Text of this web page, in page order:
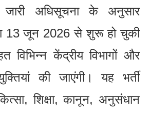
जारी अधिसूचना के अनुसार
13 जून 2026 से शुरू हो चुकी
विभिन्न केंद्रीय विभागों और
की जाएंगी। यह भर्ती
शिक्षा, कानून, अनुसंधान